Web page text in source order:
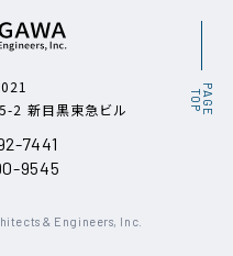
P
A
G
E
TO
P
2 新目黒東急ビル
7441
9545
& Engineers, Inc.